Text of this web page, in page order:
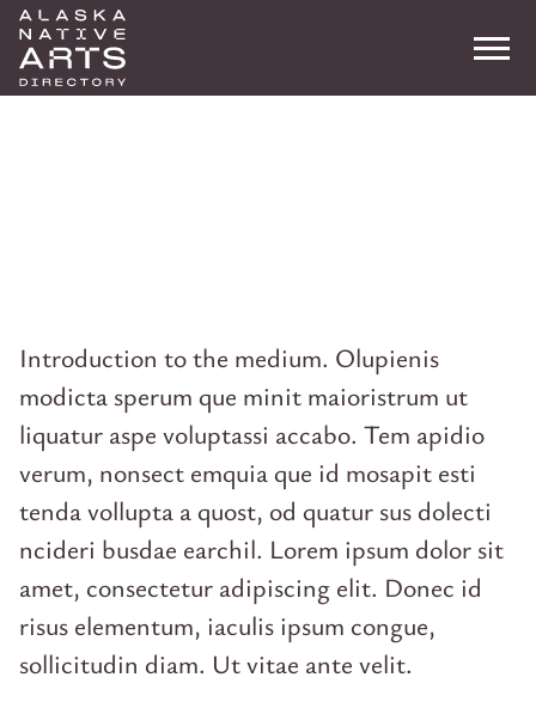
Search
Introduction to the medium. Olupienis
modicta sperum que minit maioristrum ut
liquatur aspe voluptassi accabo. Tem apidio
verum, nonsect emquia que id mosapit esti
tenda vollupta a quost, od quatur sus dolecti
ncideri busdae earchil. Lorem ipsum dolor sit
amet, consectetur adipiscing elit. Donec id
risus elementum, iaculis ipsum congue,
sollicitudin diam. Ut vitae ante velit.